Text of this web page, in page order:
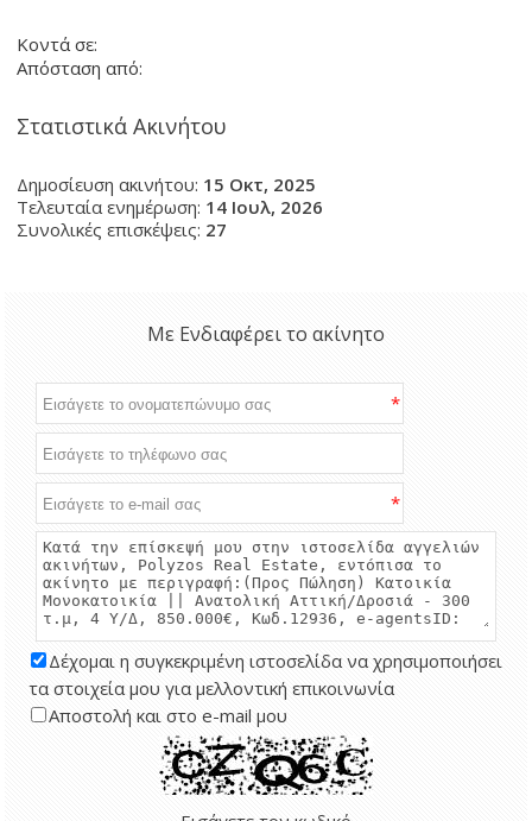
Κοντά σε:
Απόσταση από:
Στατιστικά Ακινήτου
Δημοσίευση ακινήτου: 15 Οκτ, 2025
Τελευταία ενημέρωση: 14 Ιουλ, 2026
Συνολικές επισκέψεις: 27
Με Ενδιαφέρει το ακίνητο
*
*
Δέχομαι η συγκεκριμένη ιστοσελίδα να χρησιμοποιήσει
τα στοιχεία μου για μελλοντική επικοινωνία
Αποστολή και στο e-mail μου